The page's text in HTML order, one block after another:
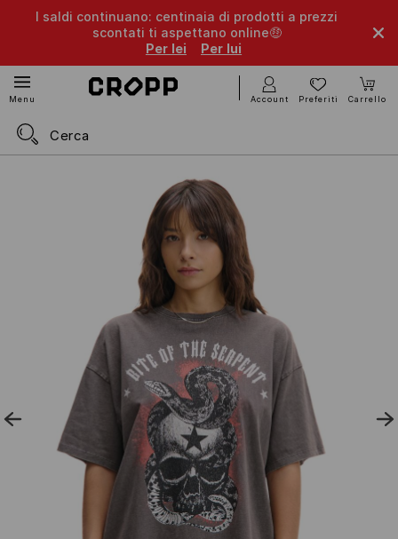
I saldi continuano: centinaia di prodotti a prezzi
scontati ti aspettano online🤑
Per lei
Per lui
Menu Account Preferiti Carrello